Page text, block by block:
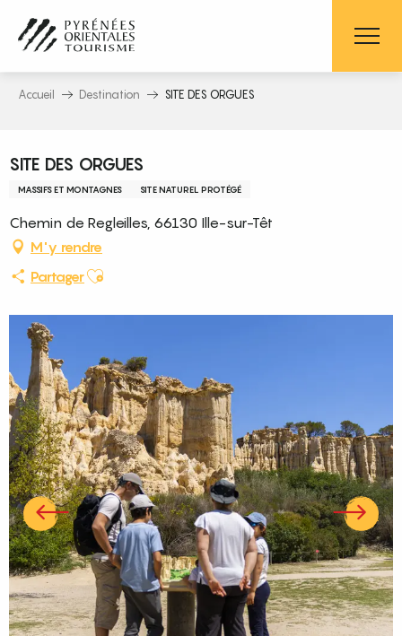
contenu
principal
Accueil Destination SITE DES ORGUES
SITE DES ORGUES
MASSIFS ET MONTAGNES SITE NATUREL PROTÉGÉ
Chemin de Regleilles, 66130 Ille-sur-Têt
M'y rendre
PartagerAjouter aux favoris